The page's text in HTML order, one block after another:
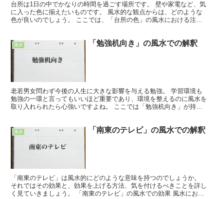
台所は1日の中でかなりの時間を過ごす場所です。 壁や家電など、気
に入った色に揃えたいものです。 風水的な観点からは、どのような
色が良いのでしょう。 ここでは、「台所の色」の風水における注意
風水 「勉強机向き」の風水での解釈
老若男女問わず今後の人生に大きな影響を与える勉強。 学習環境も
勉強の一環と言ってもいいほど重要であり、環境を整えるのに風水を
取り入れられたら心強いですよね。 ここでは「勉強机向き」が持つ
風水 「南東のテレビ」の風水での解釈
「南東のテレビ」は風水的にどのような意味を持つのでしょうか。
それではその効果と、効果を上げる方法、気を付けるべきことを詳し
く見ていきましょう。 「南東のテレビ」の風水での効果 風水におい